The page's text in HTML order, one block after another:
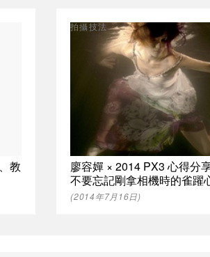
教
廖容嬋 × 2014 PX3 心得分
不要忘記剛拿相機時的雀躍
拍攝技法
(2014年7月16日)